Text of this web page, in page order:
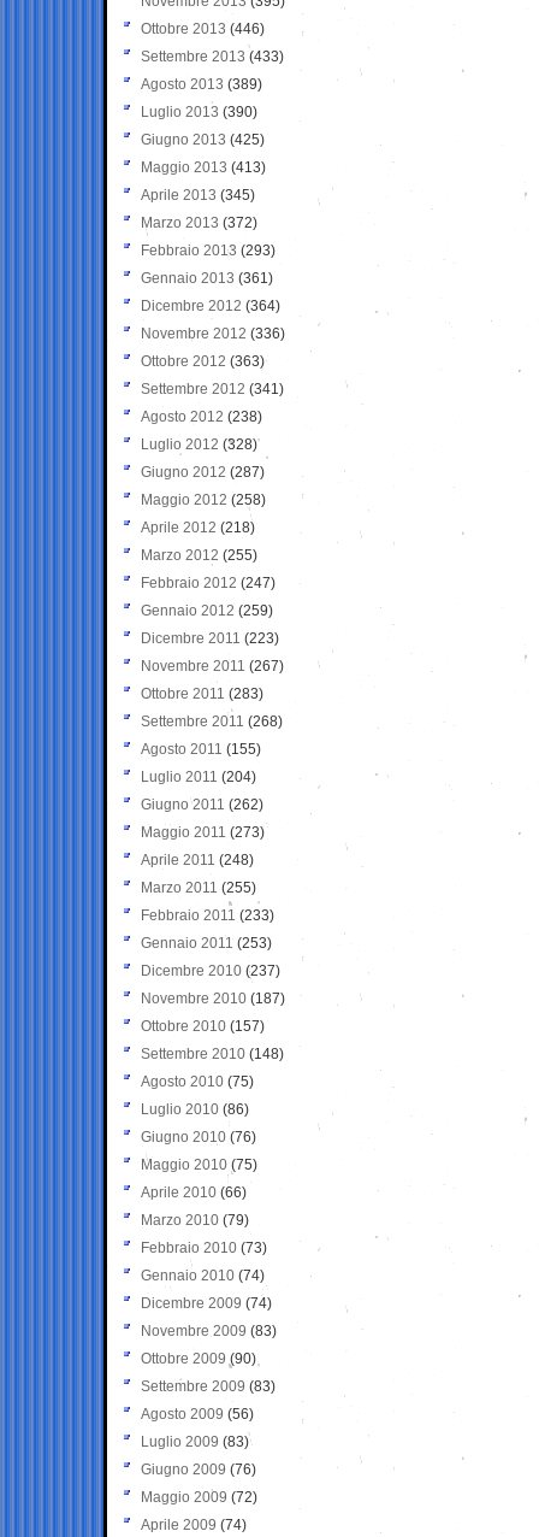
Ottobre 2013 (446)
Settembre 2013 (433)
Agosto 2013 (389)
Luglio 2013 (390)
Giugno 2013 (425)
Maggio 2013 (413)
Aprile 2013 (345)
Marzo 2013 (372)
Febbraio 2013 (293)
Gennaio 2013 (361)
Dicembre 2012 (364)
Novembre 2012 (336)
Ottobre 2012 (363)
Settembre 2012 (341)
Agosto 2012 (238)
Luglio 2012 (328)
Giugno 2012 (287)
Maggio 2012 (258)
Aprile 2012 (218)
Marzo 2012 (255)
Febbraio 2012 (247)
Gennaio 2012 (259)
Dicembre 2011 (223)
Novembre 2011 (267)
Ottobre 2011 (283)
Settembre 2011 (268)
Agosto 2011 (155)
Luglio 2011 (204)
Giugno 2011 (262)
Maggio 2011 (273)
Aprile 2011 (248)
Marzo 2011 (255)
Febbraio 2011 (233)
Gennaio 2011 (253)
Dicembre 2010 (237)
Novembre 2010 (187)
Ottobre 2010 (157)
Settembre 2010 (148)
Agosto 2010 (75)
Luglio 2010 (86)
Giugno 2010 (76)
Maggio 2010 (75)
Aprile 2010 (66)
Marzo 2010 (79)
Febbraio 2010 (73)
Gennaio 2010 (74)
Dicembre 2009 (74)
Novembre 2009 (83)
Ottobre 2009 (90)
Settembre 2009 (83)
Agosto 2009 (56)
Luglio 2009 (83)
Giugno 2009 (76)
Maggio 2009 (72)
Aprile 2009 (74)